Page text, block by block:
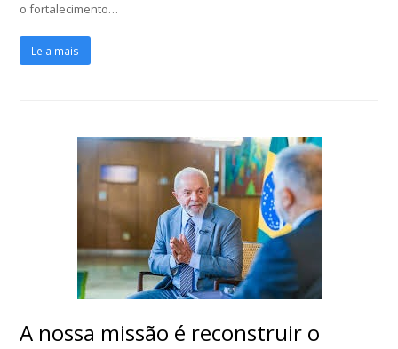
o fortalecimento…
Leia mais
A nossa missão é reconstruir o